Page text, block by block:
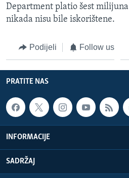
Learning English
Jezici
Department platio šest
nikada nisu bile iskorištene.
Podijeli Follow us
PRATITE NAS
INFORMACIJE
SADRŽAJ